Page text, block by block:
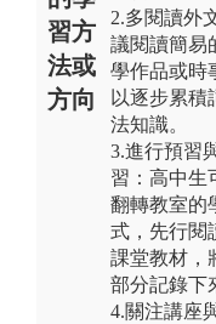
習方
法或
方向
2.多閱讀外
議閱讀簡易
學作品或時
以逐步累積
法知識。
3.進行預習
習：高中生
翻轉教室的
式，先行閱
課堂教材，
部分記錄下
4.關注講座